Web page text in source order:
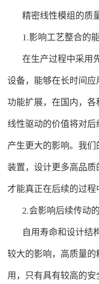
精密线性模组的质
1.影响工艺整合的能
在生产过程中采用
设备，能够在长时间
功能扩展，在国内，
线性驱动的价值将对
产生更大的影响。我
装置，设计更多高品
才能真正在后续的过程
2.会影响后续传动的
自用寿命和设计结
较大的影响，高质量
用，只有具有较高的